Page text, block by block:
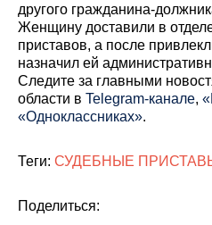
другого гражданина-
Женщину доставили в
приставов, а после
назначил ей
Cледите за главными
области в Telegram-канале,
«Одноклассниках».
Теги: СУДЕБНЫЕ
Поделиться: